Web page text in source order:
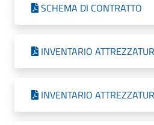
SCHEMA DI CONTRATTO
INVENTARIO
INVENTARIO